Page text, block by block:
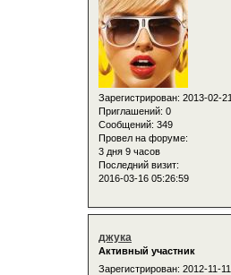
Зарегистрирован: 2013-02-21
Приглашений: 0
Сообщений: 349
Провел на форуме:
3 дня 9 часов
Последний визит:
2016-03-16 05:26:59
джука
Активный участник
Зарегистрирован: 2012-11-11